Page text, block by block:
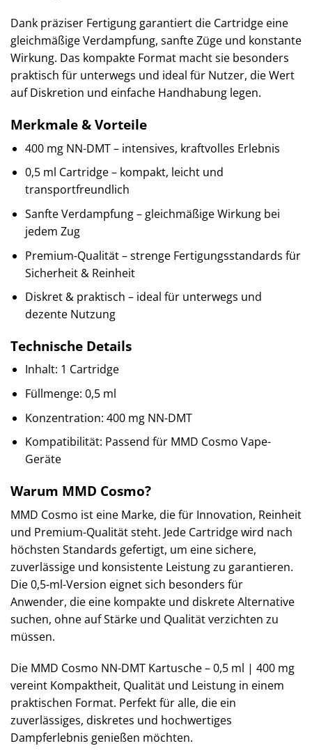
Dank präziser Fertigung garantiert die Cartridge eine
gleichmäßige Verdampfung, sanfte Züge und konstante
Wirkung. Das kompakte Format macht sie besonders
praktisch für unterwegs und ideal für Nutzer, die Wert
auf Diskretion und einfache Handhabung legen.
Merkmale & Vorteile
400 mg NN-DMT – intensives, kraftvolles Erlebnis
0,5 ml Cartridge – kompakt, leicht und
transportfreundlich
Sanfte Verdampfung – gleichmäßige Wirkung bei
jedem Zug
Premium-Qualität – strenge Fertigungsstandards für
Sicherheit & Reinheit
Diskret & praktisch – ideal für unterwegs und
dezente Nutzung
Technische Details
Inhalt: 1 Cartridge
Füllmenge: 0,5 ml
Konzentration: 400 mg NN-DMT
Kompatibilität: Passend für MMD Cosmo Vape-
Geräte
Warum MMD Cosmo?
MMD Cosmo ist eine Marke, die für Innovation, Reinheit
und Premium-Qualität steht. Jede Cartridge wird nach
höchsten Standards gefertigt, um eine sichere,
zuverlässige und konsistente Leistung zu garantieren.
Die 0,5-ml-Version eignet sich besonders für
Anwender, die eine kompakte und diskrete Alternative
suchen, ohne auf Stärke und Qualität verzichten zu
müssen.
Die MMD Cosmo NN-DMT Kartusche – 0,5 ml | 400 mg
vereint Kompaktheit, Qualität und Leistung in einem
praktischen Format. Perfekt für alle, die ein
zuverlässiges, diskretes und hochwertiges
Dampferlebnis genießen möchten.